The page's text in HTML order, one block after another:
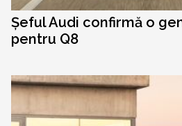
Șeful Audi confirmă o
pentru Q8